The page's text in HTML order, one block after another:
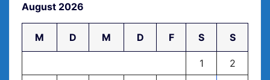
August 2026
M D M D F S S
1
2